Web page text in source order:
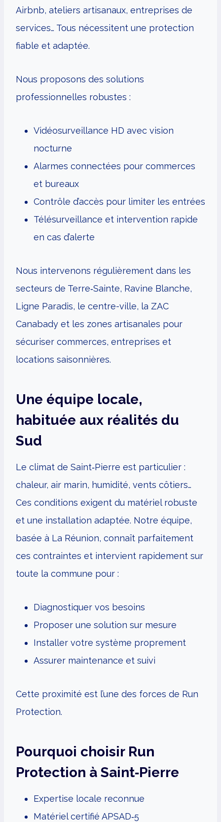
Airbnb, ateliers artisanaux, entreprises de
services… Tous nécessitent une protection
fiable et adaptée.
Nous proposons des solutions
professionnelles robustes :
Vidéosurveillance HD avec vision
nocturne
Alarmes connectées pour commerces
et bureaux
Contrôle d’accès pour limiter les entrées
Télésurveillance et intervention rapide
en cas d’alerte
Nous intervenons régulièrement dans les
secteurs de Terre‑Sainte, Ravine Blanche,
Ligne Paradis, le centre-ville, la ZAC
Canabady et les zones artisanales pour
sécuriser commerces, entreprises et
locations saisonnières.
Une équipe locale,
habituée aux réalités du
Sud
Le climat de Saint‑Pierre est particulier :
chaleur, air marin, humidité, vents côtiers…
Ces conditions exigent du matériel robuste
et une installation adaptée. Notre équipe,
basée à La Réunion, connaît parfaitement
ces contraintes et intervient rapidement sur
toute la commune pour :
Diagnostiquer vos besoins
Proposer une solution sur mesure
Installer votre système proprement
Assurer maintenance et suivi
Cette proximité est l’une des forces de Run
Protection.
Pourquoi choisir Run
Protection à Saint‑Pierre
Expertise locale reconnue
Matériel certifié APSAD‑5